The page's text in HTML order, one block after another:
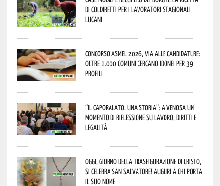
di Coldiretti per i lavoratori stagionali
lucani
Concorso Asmel 2026, via alle candidature:
oltre 1.000 Comuni cercano idonei per 39
profili
“Il caporalato. Una storia”: a Venosa un
momento di riflessione su lavoro, diritti e
legalità
Oggi, giorno della Trasfigurazione di Cristo,
si celebra San Salvatore! Auguri a chi porta
il suo nome